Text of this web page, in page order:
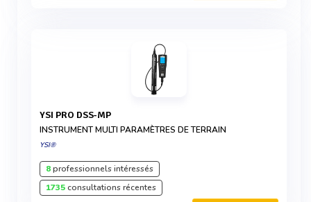
YSI PRO DSS-MP
INSTRUMENT MULTI PARAMÈTRES DE TERRAIN
YSI®
8professionnels intéressés
1735consultations récentes